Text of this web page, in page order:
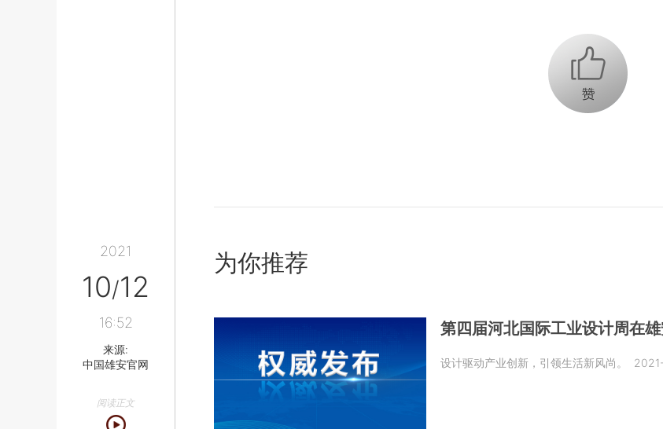
2021
10/12
16:52
来源:
中国雄安官网
阅读正文
+1
为你推荐
第四届河北国际工业设计周在
设计驱动产业创新，引领生活新风尚。